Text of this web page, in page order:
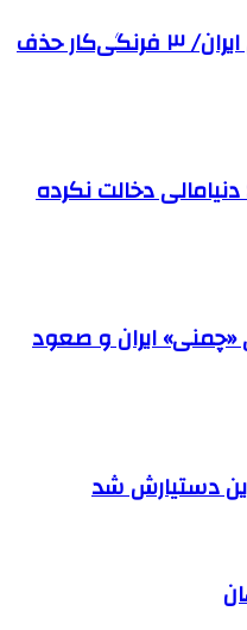
شانس یک مدال طلا برای ایران/ ۳ فرنگی‌کار حذف
دخالت نکرده
«چمنی» ایران و صعود
دستیارش شد